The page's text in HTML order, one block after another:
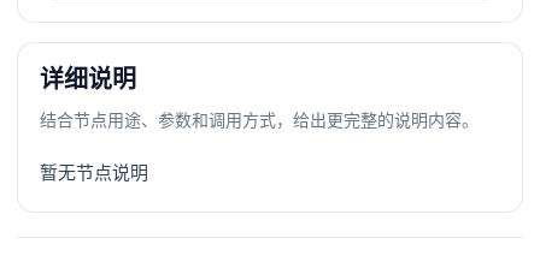
详细说明
结合节点用途、参数和调用方式，给出更完整的说明内容。
暂无节点说明